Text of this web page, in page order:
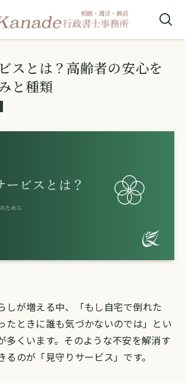
スとは？高齢者の安心を
と種類
しが増える中、「もし自宅で倒れた
たときに誰も気づかないのでは」とい
多くいます。そのような不安を解消す
るのが「見守りサービス」です。